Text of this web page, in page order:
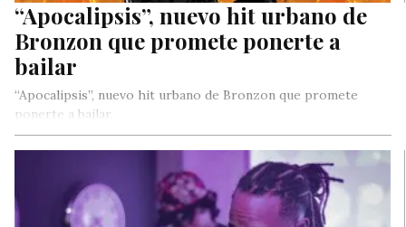
“Apocalipsis”, nuevo hit urbano de
Bronzon que promete ponerte a
bailar
“Apocalipsis”, nuevo hit urbano de Bronzon que promete
ponerte a bailar.